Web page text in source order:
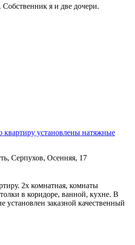
я и две дочери.
установлены натяжные
Серпухов, Осенняя, 17
2х комнатная, комнаты
в коридоре, ванной, кухне. В
установлен заказной качественный